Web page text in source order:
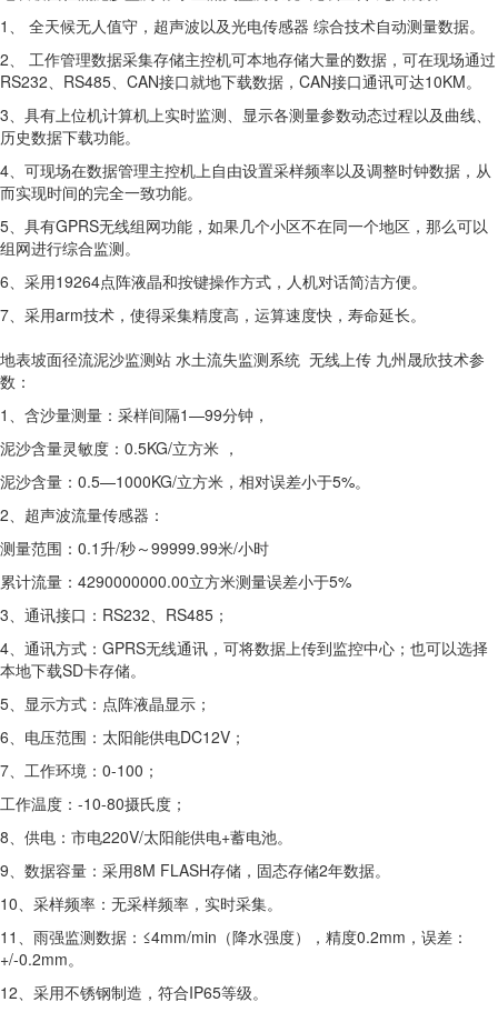
1、 全天候无人值守，超声波以及光电传感器 综合技术自动测量数据。
2、 工作管理数据采集存储主控机可本地存储大量的数据，可在现场通过
RS232、RS485、CAN接口就地下载数据，CAN接口通讯可达10KM。
3、具有上位机计算机上实时监测、显示各测量参数动态过程以及曲线、
历史数据下载功能。
4、可现场在数据管理主控机上自由设置采样频率以及调整时钟数据，从
而实现时间的完全一致功能。
5、具有GPRS无线组网功能，如果几个小区不在同一个地区，那么可以
组网进行综合监测。
6、采用19264点阵液晶和按键操作方式，人机对话简洁方便。
7、采用arm技术，使得采集精度高，运算速度快，寿命延长。
地表坡面径流泥沙监测站 水土流失监测系统 无线上传 九州晟欣技术参
数：
1、含沙量测量：采样间隔1—99分钟，
泥沙含量灵敏度：0.5KG/立方米 ，
泥沙含量：0.5—1000KG/立方米，相对误差小于5%。
2、超声波流量传感器：
测量范围：0.1升/秒～99999.99米/小时
累计流量：4290000000.00立方米测量误差小于5%
3、通讯接口：RS232、RS485；
4、通讯方式：GPRS无线通讯，可将数据上传到监控中心；也可以选择
本地下载SD卡存储。
5、显示方式：点阵液晶显示；
6、电压范围：太阳能供电DC12V；
7、工作环境：0-100；
工作温度：-10-80摄氏度；
8、供电：市电220V/太阳能供电+蓄电池。
9、数据容量：采用8M FLASH存储，固态存储2年数据。
10、采样频率：无采样频率，实时采集。
11、雨强监测数据：≤4mm/min（降水强度），精度0.2mm，误差：
+/-0.2mm。
12、采用不锈钢制造，符合IP65等级。